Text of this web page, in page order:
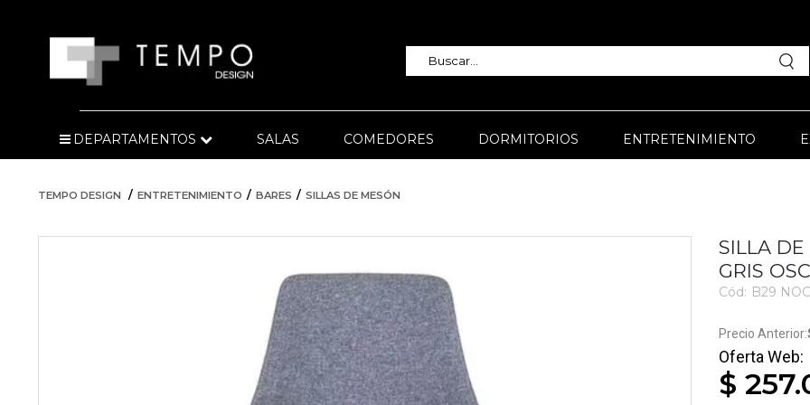
DEPARTAMENTOS SALAS COMEDORES DORMITORIOS ENTRETENIMIENTO
TEMPO DESIGN ENTRETENIMIENTO BARES SILLAS DE MESÓN
SILLA
GRIS
Cód: B29
$